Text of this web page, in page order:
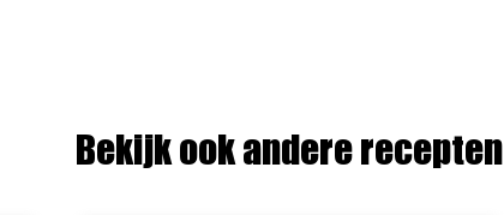
Bekijk ook andere recepten